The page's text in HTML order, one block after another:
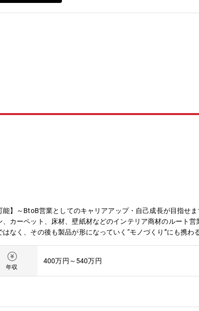
】～BtoB営業としてのキャリアアップ・自己成長が目指せ
カーペット、床材、壁紙材などのインテリア商材のルート営
なく、その後も製品が形になっていく“モノづくり”にも携わ
ランナップで顧客ニーズに応えていきます！◇既存顧客に対
努めます。長期出張などもほとんどありません。◇プラン立
能をシチュエーションに合わせ提案します。◇数多くの建築
■入社後イメージ：◇従来経験・スキル、年齢にもよりますが
場同行のほか、配送・倉庫管理などの関連部署での業務も適
の総合商社として、企画、開発、販売までをトータルに行っ
年収
400万円～540万円